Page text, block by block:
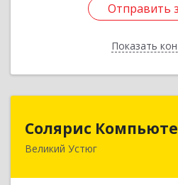
Отправить
Показать
Отправить
Назад
Солярис
Великий Устюг
162390, Вологодская